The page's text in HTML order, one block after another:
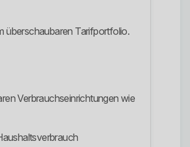
überschaubaren Tarifportfolio.
Verbrauchseinrichtungen wie